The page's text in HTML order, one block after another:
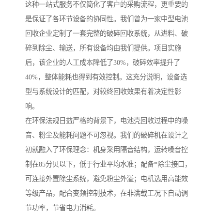
这种一站式服务不仅简化了客户的采购流程，更重要的
是保证了各环节设备的协同性。我们曾为一家中型电池
回收企业定制了一套完整的破碎回收系统，从进料、破
碎到除尘、输送，所有设备均由我们提供。项目实施
后，该企业的人工成本降低了30%，破碎效率提升了
40%，整体能耗也得到有效控制。这充分说明，设备选
型与系统设计的匹配，对较终回收效果有着决定性影
响。
在环保法规日益严格的背景下，电池壳回收过程中的噪
音、粉尘及能耗问题不可忽视。我们的破碎机在设计之
初就融入了环保理念：机身采用隔音结构，运转噪音控
制在85分贝以下，低于行业平均水准；配备*除尘接口，
可连接外置除尘系统，避免粉尘外溢；电机选用高能效
等级产品，配合变频控制技术，在非满载工况下自动调
节功率，节省电力消耗。